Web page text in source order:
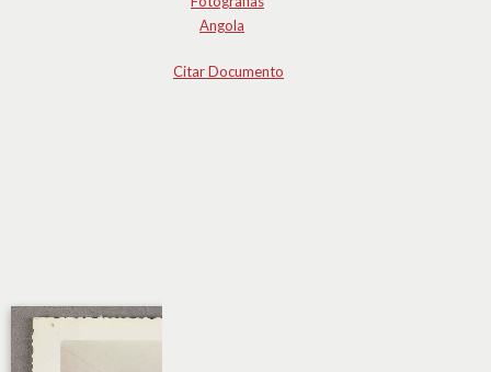
Angola
Citar Documento